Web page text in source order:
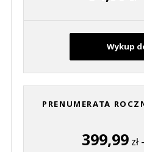
Wykup
PRENUMERATA
399,99zł